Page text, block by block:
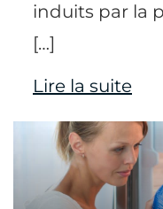
induits par la
[…]
Lire la suite